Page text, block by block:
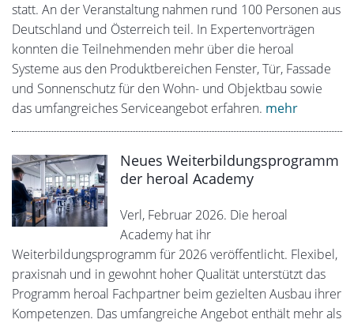
statt. An der Veranstaltung nahmen rund 100 Personen aus
Deutschland und Österreich teil. In Expertenvorträgen
konnten die Teilnehmenden mehr über die heroal
Systeme aus den Produktbereichen Fenster, Tür, Fassade
und Sonnenschutz für den Wohn- und Objektbau sowie
das umfangreiches Serviceangebot erfahren. mehr
Neues Weiterbildungsprogramm
der heroal Academy
Verl, Februar 2026. Die heroal
Academy hat ihr
Weiterbildungsprogramm für 2026 veröffentlicht. Flexibel,
praxisnah und in gewohnt hoher Qualität unterstützt das
Programm heroal Fachpartner beim gezielten Ausbau ihrer
Kompetenzen. Das umfangreiche Angebot enthält mehr als